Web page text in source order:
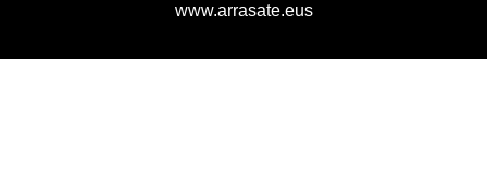
www.arrasate.eus